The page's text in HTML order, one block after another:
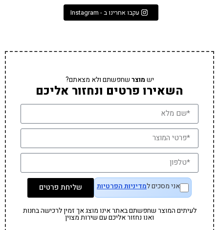
עקבו אחרינו ב - Instagram
ישמוצרשחפשתם ולא מצאתם?
השאירו פרטים ונחזור אליכם
אני מסכים למדיניות הפרטיות שליחת פרטים
לעיתים המוצר שחפשתם באתר אינו מוצג אך זמין לרכישה בחנות
ואנו נחזור אליכם עם שירות מצוין